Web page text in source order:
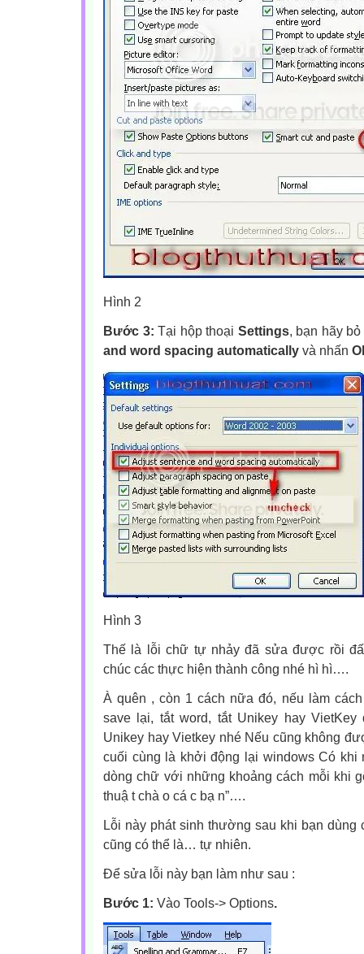
Hình 2
Bước 3: Tại hộp thoại Settings, bạn hãy
and word spacing automatically và nhấn
Hình 3
Thế là lỗi chữ tự nhảy đã sửa được rồi
chúc các thực hiện thành công nhé hì hì….
À quên , còn 1 cách nữa đó, nếu làm
save lại, tắt word, tắt Unikey hay
Unikey hay Vietkey nhé Nếu cũng không
cuối cùng là khởi động lại windows Có khi
dòng chữ với những khoảng cách mỗi khi
thuậ t chà o cá c bạ n”….
Lỗi này phát sinh thường sau khi bạn dùng
cũng có thể là… tự nhiên.
Để sửa lỗi này bạn làm như sau :
Bước 1: Vào Tools-> Options.